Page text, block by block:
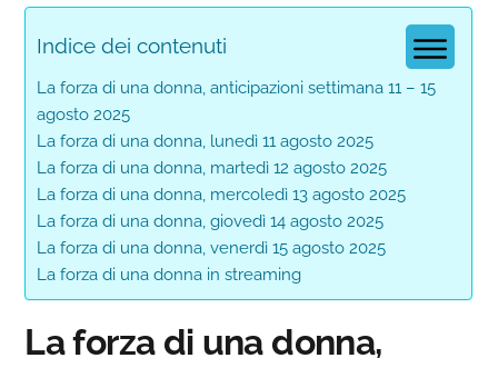
Indice dei contenuti
La forza di una donna, anticipazioni settimana 11 – 15
agosto 2025
La forza di una donna, lunedì 11 agosto 2025
La forza di una donna, martedì 12 agosto 2025
La forza di una donna, mercoledì 13 agosto 2025
La forza di una donna, giovedì 14 agosto 2025
La forza di una donna, venerdì 15 agosto 2025
La forza di una donna in streaming
La forza di una donna,